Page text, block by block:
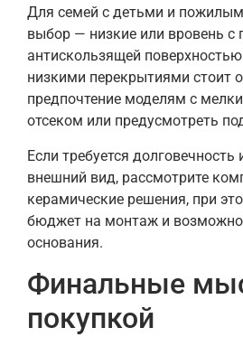
Для семей с детьми и
выбор — низкие или вровень
антискользящей
низкими перекрытиями стоит
предпочтение моделям с
отсеком или предусмотреть
Если требуется
внешний вид, рассмотрите
керамические решения, при
бюджет на монтаж и
основания.
Финальные
покупкой